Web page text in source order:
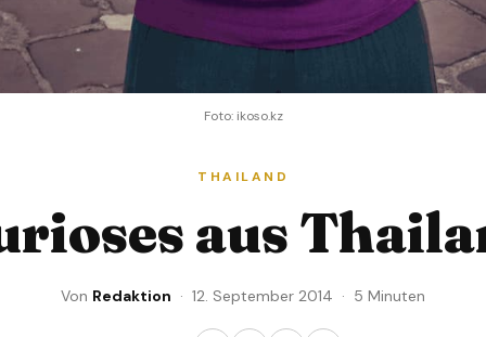
Foto: ikoso.kz
THAILAND
aus
Von Redaktion · 12. September 2014 · 5 Minuten